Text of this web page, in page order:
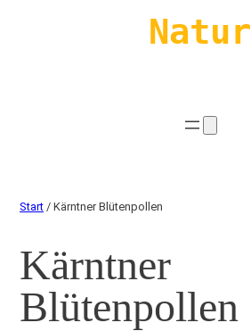
Natur
Start / Kärntner Blütenpollen
Kärntner
Blütenpollen